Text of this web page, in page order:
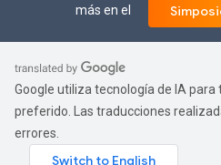
más en el
Google utiliza tecnología de IA
preferido. Las traducciones
errores.